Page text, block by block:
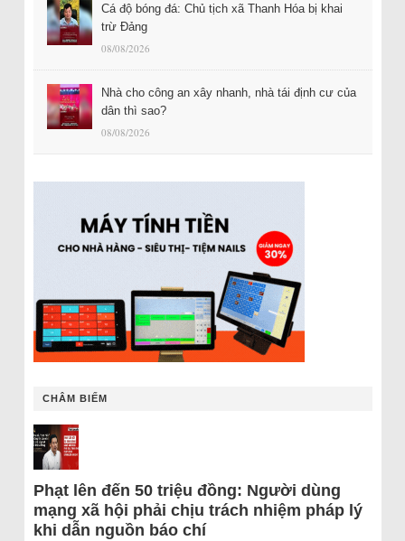
Cá độ bóng đá: Chủ tịch xã Thanh Hóa bị khai
trừ Đảng
08/08/2026
Nhà cho công an xây nhanh, nhà tái định cư của
dân thì sao?
08/08/2026
CHÂM BIẾM
Phạt lên đến 50 triệu đồng: Người dùng
mạng xã hội phải chịu trách nhiệm pháp lý
khi dẫn nguồn báo chí